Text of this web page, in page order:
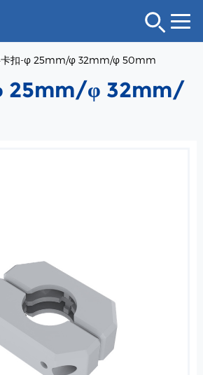
卡扣-φ 25mm/φ 32mm/φ 50mm
25mm/φ 32mm/